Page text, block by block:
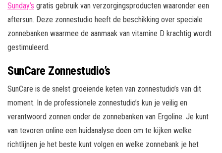
Sunday’s gratis gebruik van verzorgingsproducten waaronder een
aftersun. Deze zonnestudio heeft de beschikking over speciale
zonnebanken waarmee de aanmaak van vitamine D krachtig wordt
gestimuleerd.
SunCare Zonnestudio’s
SunCare is de snelst groeiende keten van zonnestudio’s van dit
moment. In de professionele zonnestudio’s kun je veilig en
verantwoord zonnen onder de zonnebanken van Ergoline. Je kunt
van tevoren online een huidanalyse doen om te kijken welke
richtlijnen je het beste kunt volgen en welke zonnebank je het